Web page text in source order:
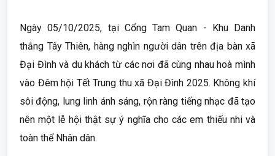
Ngày 05/10/2025, tại Cổng Tam Quan - Khu Danh
thắng Tây Thiên, hàng nghìn người dân trên địa bàn xã
Đại Đình và du khách từ các nơi đã cùng nhau hoà mình
vào Đêm hội Tết Trung thu xã Đại Đình 2025. Không khí
sôi động, lung linh ánh sáng, rộn ràng tiếng nhạc đã tạo
nên một lễ hội thật sự ý nghĩa cho các em thiếu nhi và
toàn thể Nhân dân.